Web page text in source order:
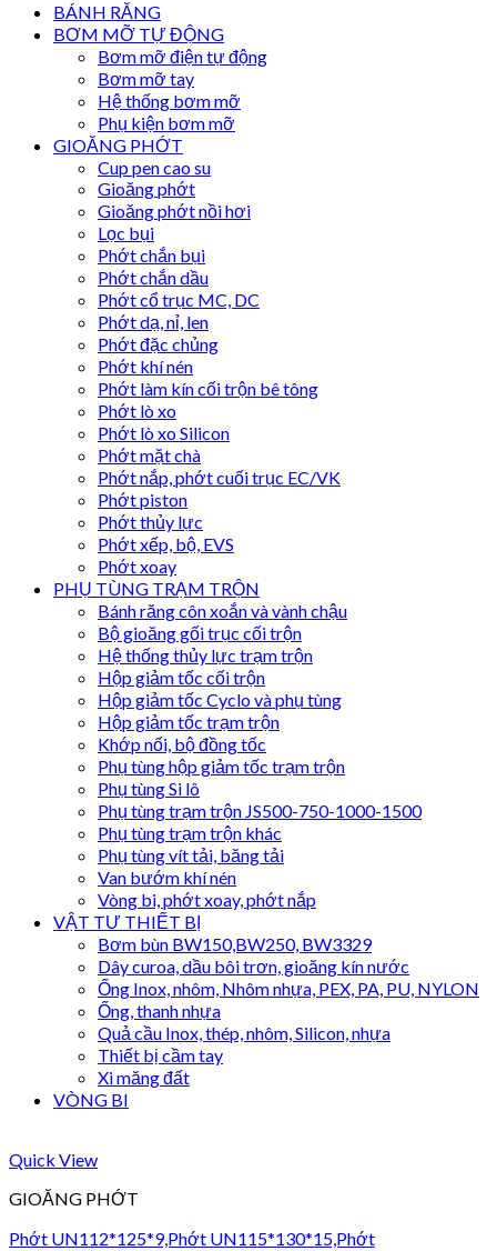
BÁNH RĂNG
BƠM MỠ TỰ ĐỘNG
Bơm mỡ điện tự động
Bơm mỡ tay
Hệ thống bơm mỡ
Phụ kiện bơm mỡ
GIOĂNG PHỚT
Cup pen cao su
Gioăng phớt
Gioăng phớt nồi hơi
Lọc bụi
Phớt chắn bụi
Phớt chắn dầu
Phớt cổ trục MC, DC
Phớt dạ, nỉ, len
Phớt đặc chủng
Phớt khí nén
Phớt làm kín cối trộn bê tông
Phớt lò xo
Phớt lò xo Silicon
Phớt mặt chà
Phớt nắp, phớt cuối trục EC/VK
Phớt piston
Phớt thủy lực
Phớt xếp, bộ, EVS
Phớt xoay
PHỤ TÙNG TRẠM TRỘN
Bánh răng côn xoắn và vành chậu
Bộ gioăng gối trục cối trộn
Hệ thống thủy lực trạm trộn
Hộp giảm tốc cối trộn
Hộp giảm tốc Cyclo và phụ tùng
Hộp giảm tốc trạm trộn
Khớp nối, bộ đồng tốc
Phụ tùng hộp giảm tốc trạm trộn
Phụ tùng Si lô
Phụ tùng trạm trộn JS500-750-1000-1500
Phụ tùng trạm trộn khác
Phụ tùng vít tải, băng tải
Van bướm khí nén
Vòng bi, phớt xoay, phớt nắp
VẬT TƯ THIẾT BỊ
Bơm bùn BW150,BW250, BW3329
Dây curoa, dầu bôi trơn, gioăng kín nước
Ống Inox, nhôm, Nhôm nhựa, PEX, PA, PU, NYLON
Ống, thanh nhựa
Quả cầu Inox, thép, nhôm, Silicon, nhựa
Thiết bị cầm tay
Xi măng đất
VÒNG BI
Quick View
GIOĂNG PHỚT
Phớt UN112*125*9,Phớt UN115*130*15,Phớt